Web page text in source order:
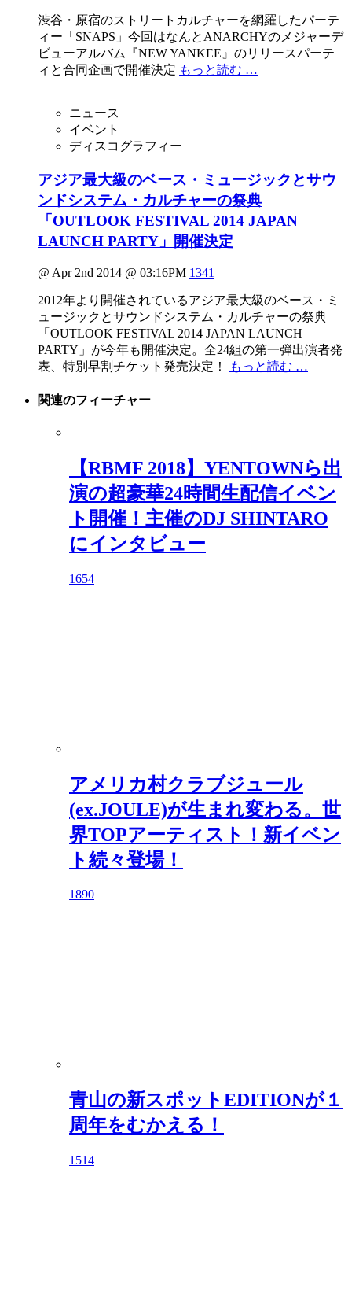
渋谷・原宿のストリートカルチャーを網羅したパーテ
ィー「SNAPS」今回はなんとANARCHYのメジャーデ
ビューアルバム『NEW YANKEE』のリリースパーテ
ィと合同企画で開催決定 もっと読む …
ニュース
イベント
ディスコグラフィー
アジア最大級のベース・ミュージックとサウ
ンドシステム・カルチャーの祭典
「OUTLOOK FESTIVAL 2014 JAPAN
LAUNCH PARTY」開催決定
@ Apr 2nd 2014 @ 03:16PM 1341
2012年より開催されているアジア最大級のベース・ミ
ュージックとサウンドシステム・カルチャーの祭典
「OUTLOOK FESTIVAL 2014 JAPAN LAUNCH
PARTY」が今年も開催決定。全24組の第一弾出演者発
表、特別早割チケット発売決定！
もっと読む …
関連のフィーチャー
【RBMF 2018】YENTOWNら出
演の超豪華24時間生配信イベン
ト開催！主催のDJ SHINTARO
にインタビュー
1654
アメリカ村クラブジュール
(ex.JOULE)が生まれ変わる。世
界TOPアーティスト！新イベン
ト続々登場！
1890
青山の新スポットEDITIONが１
周年をむかえる！
1514